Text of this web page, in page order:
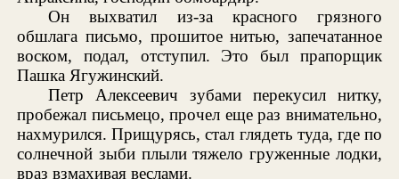
Он выхватил из-за красного грязного
обшлага письмо, прошитое нитью, запечатанное
воском, подал, отступил. Это был прапорщик
Пашка Ягужинский.
Петр Алексеевич зубами перекусил нитку,
пробежал письмецо, прочел еще раз внимательно,
нахмурился. Прищурясь, стал глядеть туда, где по
солнечной зыби плыли тяжело груженные лодки,
враз взмахивая веслами.